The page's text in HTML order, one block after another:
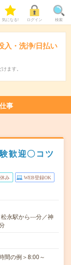
気になる! ログイン 検索
入・洗浄/日払い
ます。
事
歓迎〇コツ
み WEB登録OK
永駅から---分／神
間の例＞8:00～